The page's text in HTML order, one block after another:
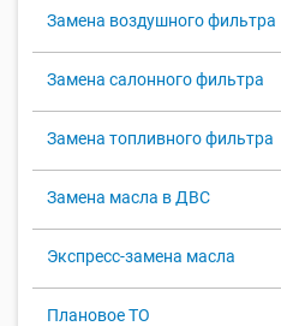
Замена воздушного фильтра
Замена салонного фильтра
Замена топливного фильтра
Замена масла в ДВС
Экспресс-замена масла
Плановое ТО